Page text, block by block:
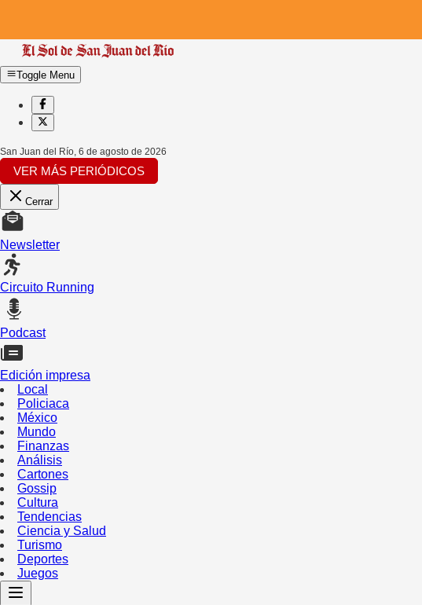
Toggle Menu
San Juan del Río, 6 de agosto de 2026
VER MÁS PERIÓDICOS
Cerrar
Newsletter
Circuito Running
Podcast
Edición impresa
Local
Policiaca
México
Mundo
Finanzas
Análisis
Cartones
Gossip
Cultura
Tendencias
Ciencia y Salud
Turismo
Deportes
Juegos